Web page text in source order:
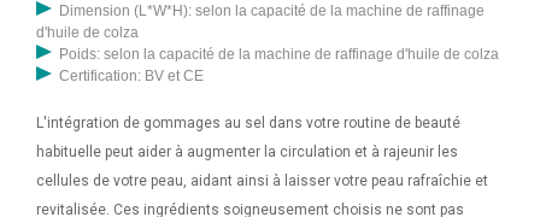
Dimension (L*W*H): selon la capacité de la machine de raffinage
d'huile de colza
Poids: selon la capacité de la machine de raffinage d'huile de colza
Certification: BV et CE
L'intégration de gommages au sel dans votre routine de beauté
habituelle peut aider à augmenter la circulation et à rajeunir les
cellules de votre peau, aidant ainsi à laisser votre peau rafraîchie et
revitalisée. Ces ingrédients soigneusement choisis ne sont pas